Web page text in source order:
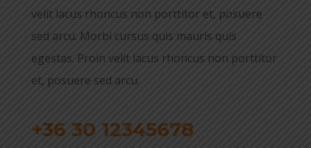
velit lacus rhoncus non porttitor et, posuere
sed arcu. Morbi cursus quis mauris quis
egestas. Proin velit lacus rhoncus non porttitor
et, posuere sed arcu.
+36 30 12345678